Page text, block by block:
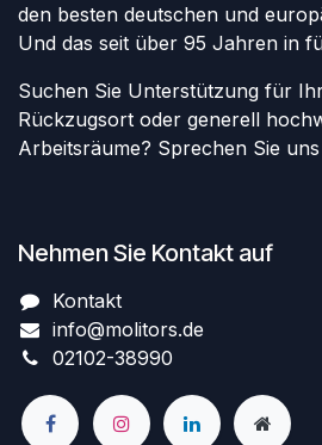
den besten deutschen und
Und das seit über 95 Jahren in
Suchen Sie Unterstützung für
Rückzugsort oder generell
Arbeitsräume? Sprechen Sie
Nehmen Sie Kontakt auf
Kontakt
info@molitors.de
02102-38990